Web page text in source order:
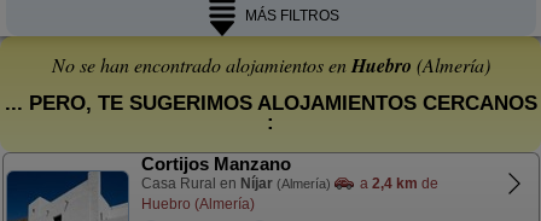
MÁS FILTROS
No se han encontrado alojamientos enHuebro (Almería)
... PERO, TE SUGERIMOS ALOJAMIENTOS CERCANOS
:
Cortijos Manzano
Casa Rural en Níjar (Almería) a 2,4 km de
Huebro (Almería)